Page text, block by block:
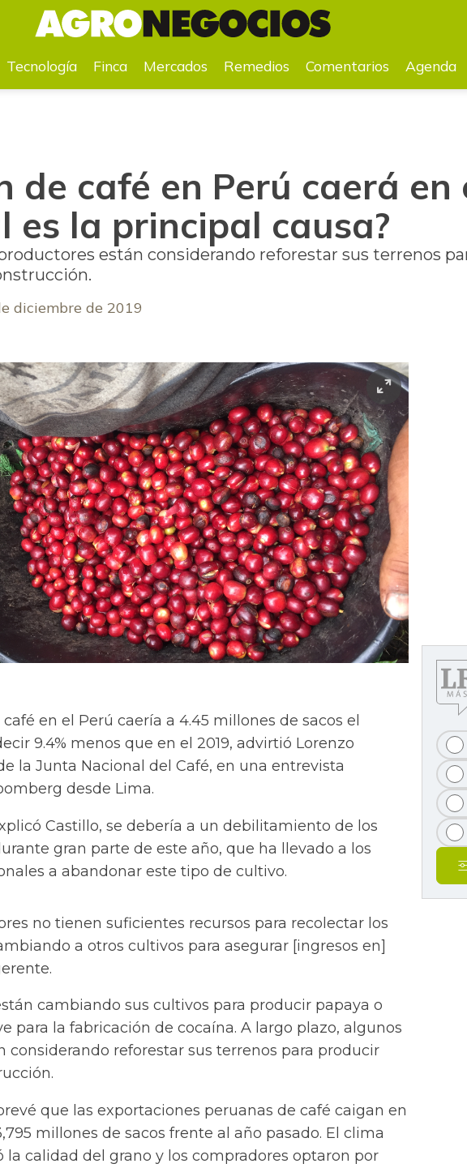
es la principal causa?
Tecnología Finca Mercados Remedios Comentarios Agenda
de café en Perú caerá en
es la principal causa?
están considerando reforestar sus terrenos
diciembre de 2019
en el Perú caería a 4.45 millones de sacos el
9.4% menos que en el 2019, advirtió Lorenzo
la Junta Nacional del Café, en una entrevista
desde Lima.
Castillo, se debería a un debilitamiento de los
gran parte de este año, que ha llevado a los
a abandonar este tipo de cultivo.
no tienen suficientes recursos para recolectar los
a otros cultivos para asegurar [ingresos en]
cambiando sus cultivos para producir papaya o
para la fabricación de cocaína. A largo plazo, algunos
considerando reforestar sus terrenos para producir
que las exportaciones peruanas de café caigan en
millones de sacos frente al año pasado. El clima
la calidad del grano y los compradores optaron por